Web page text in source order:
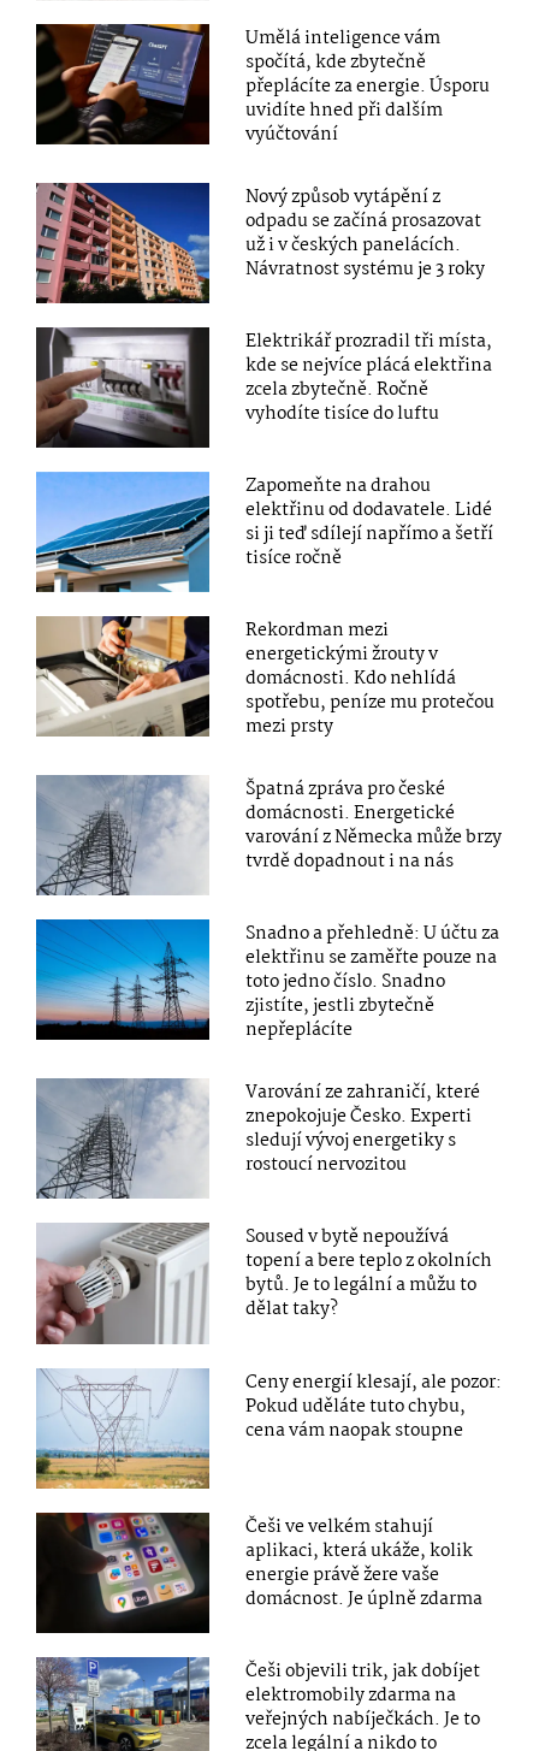
Umělá inteligence vám
spočítá, kde zbytečně
přeplácíte za energie. Úsporu
uvidíte hned při dalším
vyúčtování
Nový způsob vytápění z
odpadu se začíná prosazovat
už i v českých panelácích.
Návratnost systému je 3 roky
Elektrikář prozradil tři místa,
kde se nejvíce plácá elektřina
zcela zbytečně. Ročně
vyhodíte tisíce do luftu
Zapomeňte na drahou
elektřinu od dodavatele. Lidé
si ji teď sdílejí napřímo a šetří
tisíce ročně
Rekordman mezi
energetickými žrouty v
domácnosti. Kdo nehlídá
spotřebu, peníze mu protečou
mezi prsty
Špatná zpráva pro české
domácnosti. Energetické
varování z Německa může brzy
tvrdě dopadnout i na nás
Snadno a přehledně: U účtu za
elektřinu se zaměřte pouze na
toto jedno číslo. Snadno
zjistíte, jestli zbytečně
nepřeplácíte
Varování ze zahraničí, které
znepokojuje Česko. Experti
sledují vývoj energetiky s
rostoucí nervozitou
Soused v bytě nepoužívá
topení a bere teplo z okolních
bytů. Je to legální a můžu to
dělat taky?
Ceny energií klesají, ale pozor:
Pokud uděláte tuto chybu,
cena vám naopak stoupne
Češi ve velkém stahují
aplikaci, která ukáže, kolik
energie právě žere vaše
domácnost. Je úplně zdarma
Češi objevili trik, jak dobíjet
elektromobily zdarma na
veřejných nabíječkách. Je to
zcela legální a nikdo to